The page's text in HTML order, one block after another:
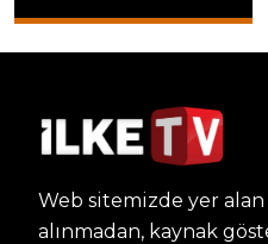
Web sitemizde yer
alınmadan, kaynak